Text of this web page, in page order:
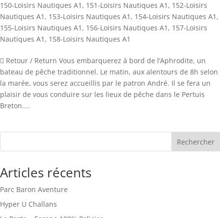
150-Loisirs Nautiques A1 , 151-Loisirs Nautiques A1 , 152-Loisirs
Nautiques A1 , 153-Loisirs Nautiques A1 , 154-Loisirs Nautiques A1 ,
155-Loisirs Nautiques A1 , 156-Loisirs Nautiques A1 , 157-Loisirs
Nautiques A1 , 158-Loisirs Nautiques A1
 Retour / Return Vous embarquerez à bord de l’Aphrodite, un
bateau de pêche traditionnel. Le matin, aux alentours de 8h selon
la marée, vous serez accueillis par le patron André. Il se fera un
plaisir de vous conduire sur les lieux de pêche dans le Pertuis
Breton....
Rechercher
Articles récents
Parc Baron Aventure
Hyper U Challans